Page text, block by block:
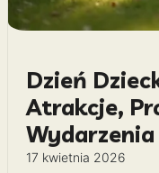
Dzień
Atrakcje,
Wydarzenia
17 kwietnia 2026